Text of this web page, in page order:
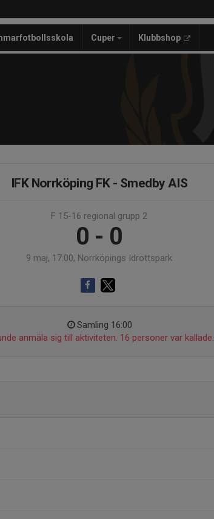
Cuper Klubbshop
IFK Norrköping FK - Smedby AIS
F 15-16 regional grupp 2
0 - 0
9 maj, 17:00, Norrköpings Idrottspark
Samling 16:00
anmäla sig till aktiviteten. 16 personer var kallade.